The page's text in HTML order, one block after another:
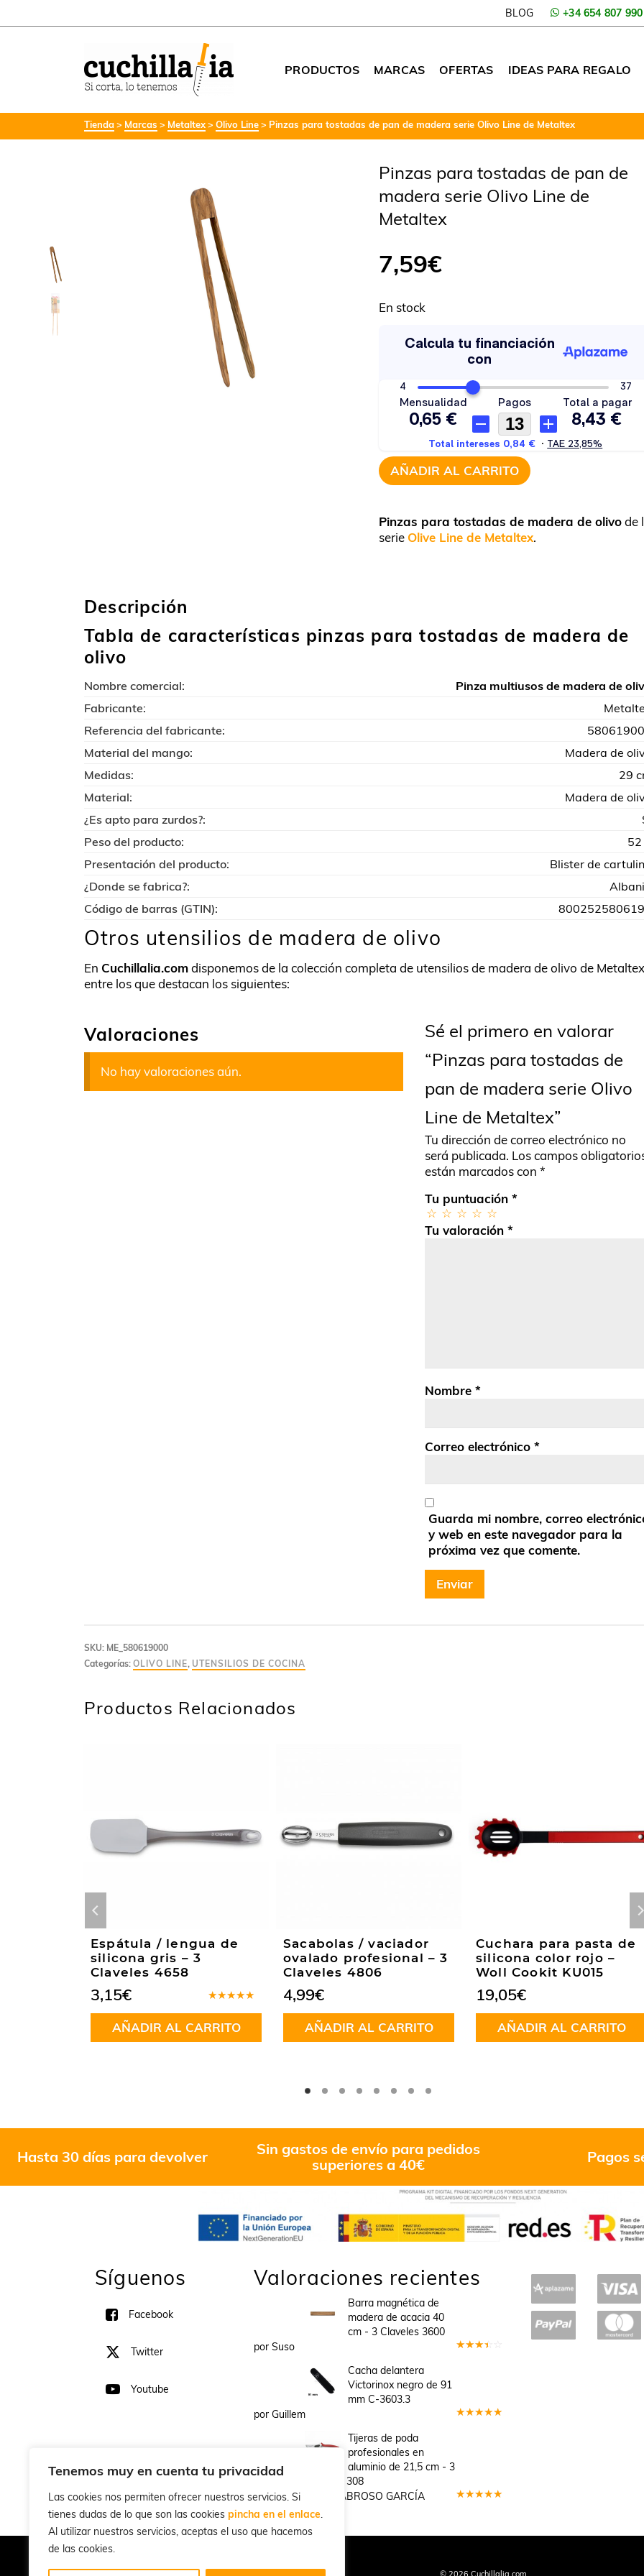
Tenemos muy en cuenta tu privacidad
Las cookies nos permiten ofrecer nuestros servicios. Si
tienes dudas de lo que son las cookies pincha en el enlace.
Al utilizar nuestros servicios, aceptas el uso que hacemos
de las cookies.
BLOG +34 654 807 990
PRODUCTOS MARCAS OFERTAS IDEAS PARA REGALO
Tienda Marcas Metaltex Olivo Line Pinzas para tostadas de pan de madera serie Olivo Line de Metaltex
Pinzas para tostadas de pan de
madera serie Olivo Line de
Metaltex
7,59€
En stock
AÑADIR AL CARRITO
Pinzas para tostadas de madera de olivode
serie Olive Line de Metaltex.
Descripción
Tabla de características pinzas para tostadas de madera de
olivo
Nombre comercial:
Pinza multiusos de madera de
Fabricante:
Referencia del fabricante:
Material del mango:
Madera de
Medidas:
29
Material:
Madera de
¿Es apto para zurdos?:
Peso del producto:
Presentación del producto:
Blister de
¿Donde se fabrica?:
Código de barras (GTIN):
Otros utensilios de madera de olivo
En Cuchillalia.comdisponemos de la colección completa de utensilios de madera de olivo de
entre los que destacan los siguientes:
Valoraciones
No hay valoraciones aún.
Sé el primero en valorar
“Pinzas para tostadas de
pan de madera serie Olivo
Line de Metaltex”
Tu dirección de correo electrónico no
será publicada. Los campos
están marcados con *
Tu puntuación *
Tu valoración *
Nombre *
Correo electrónico *
Guarda mi nombre, correo
y web en este navegador para la
próxima vez que comente.
SKU: ME_‭580619000‬
Categorías: OLIVO LINE, UTENSILIOS DE COCINA
Productos Relacionados
Espátula / lengua de
silicona gris – 3
Claveles 4658
en5.00de
5
3,15€
AÑADIR AL CARRITO
Sacabolas / vaciador
ovalado profesional – 3
Claveles 4806
4,99€
AÑADIR AL CARRITO
Cuchara para pasta de
silicona color rojo –
Woll Cookit KU015
19,05€
AÑADIR AL CARRITO
Hasta 30 días para devolver
Sin gastos de envío para pedidos
superiores a 40€
Pagos
Síguenos
Facebook
Twitter
Youtube
Valoraciones recientes
Barra magnética de
madera de acacia 40
cm - 3 Claveles 3600
por Suso
Cacha delantera
Victorinox negro de 91
mm C-3603.3
por Guillem
Tijeras de poda
profesionales en
aluminio de 21,5 cm - 3
Claveles 308
por LUIS ANGEL SABROSO GARCÍA